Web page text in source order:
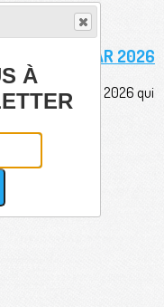
TAR 2026
Auvergnat TAR 2026 qui
À